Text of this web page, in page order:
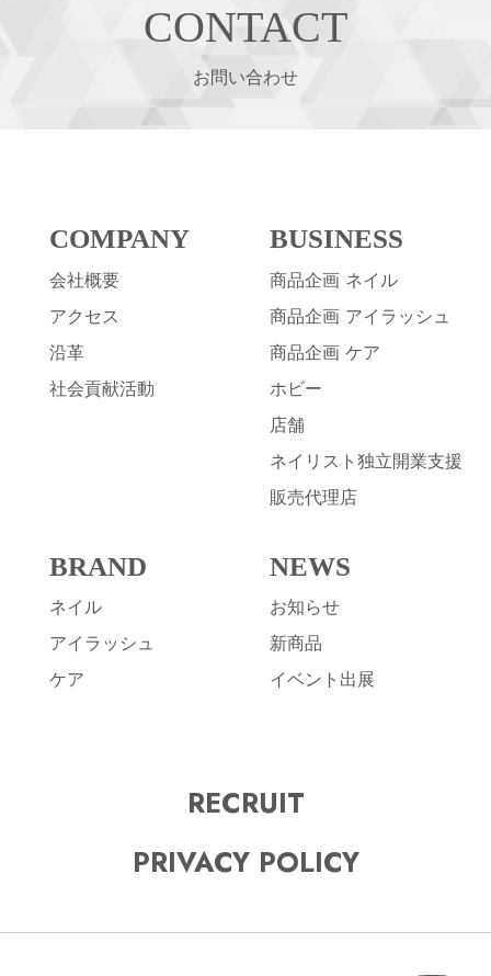
CONTACT
お問い合わせ
COMPANY
会社概要
アクセス
沿革
社会貢献活動
BUSINESS
商品企画 ネイル
商品企画 アイラッシュ
商品企画 ケア
ホビー
店舗
ネイリスト独立開業支援
販売代理店
BRAND
ネイル
アイラッシュ
ケア
NEWS
お知らせ
新商品
イベント出展
RECRUIT
PRIVACY POLICY